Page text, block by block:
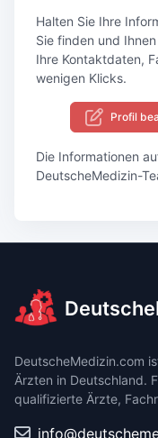
Halten Sie Ihre
Sie finden und
Ihre Kontaktdaten,
wenigen Klicks.
Profil
Die Informationen
DeutscheMedizin-
DeutscheMedizin.com
Ärzten in Deutschland.
qualifizierte Ärzte,